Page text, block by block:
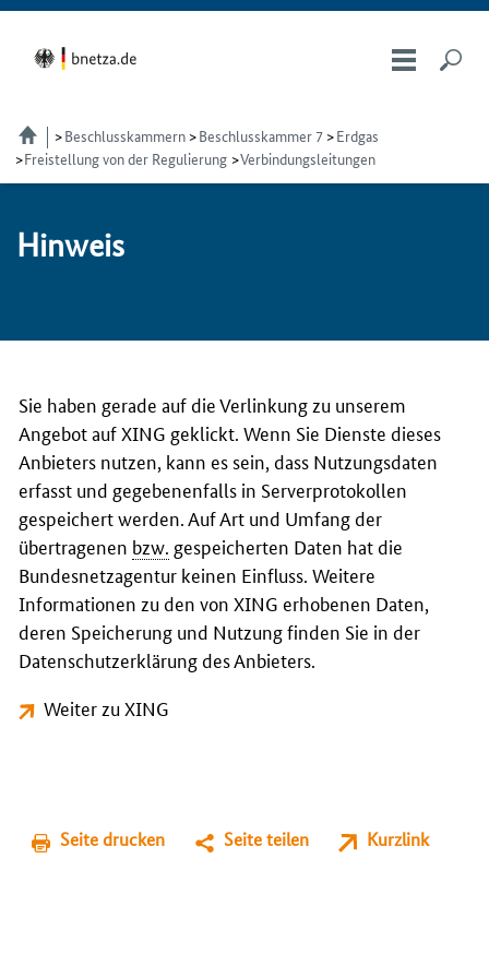
Beschlusskammern Beschlusskammer 7
Erdgas
Freistellung von der Regulierung Verbindungsleitungen
Hin­weis
Sie haben gerade auf die Verlinkung zu unserem
Angebot auf XING geklickt. Wenn Sie Dienste dieses
Anbieters nutzen, kann es sein, dass Nutzungsdaten
erfasst und gegebenenfalls in Serverprotokollen
gespeichert werden. Auf Art und Umfang der
übertragenen bzw. gespeicherten Daten hat die
Bundesnetzagentur keinen Einfluss. Weitere
Informationen zu den von XING erhobenen Daten,
deren Speicherung und Nutzung finden Sie in der
Datenschutzerklärung des Anbieters.
Weiter zu XING
Seite drucken Seite teilen Kurzlink